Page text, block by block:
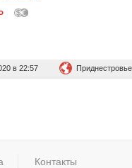
в 22:57
Контакты